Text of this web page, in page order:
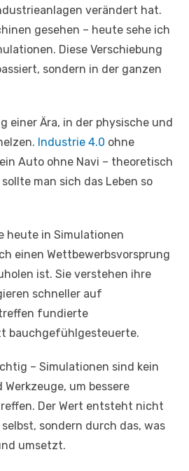
verändert hat.
gesehen – heute sehe ich
Diese Verschiebung
sondern in der ganzen
einer Ära, in der physische und
Industrie 4.0 ohne
Auto ohne Navi – theoretisch
man sich das Leben so
heute in Simulationen
einen Wettbewerbsvorsprung
ist. Sie verstehen ihre
schneller auf
fundierte
bauchgefühlgesteuerte.
– Simulationen sind kein
um bessere
Der Wert entsteht nicht
sondern durch das, was
umsetzt.